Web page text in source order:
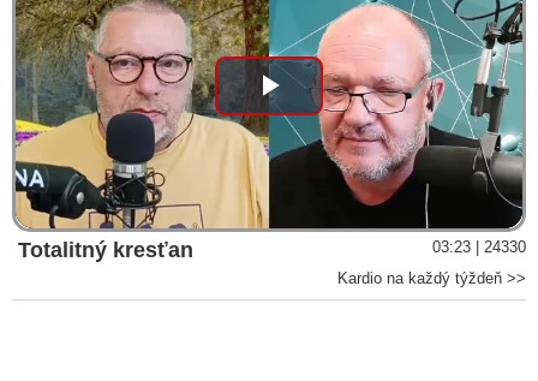
Play
Video
Totalitný kresťan
03:23 | 24330
Kardio na každý týždeň >>